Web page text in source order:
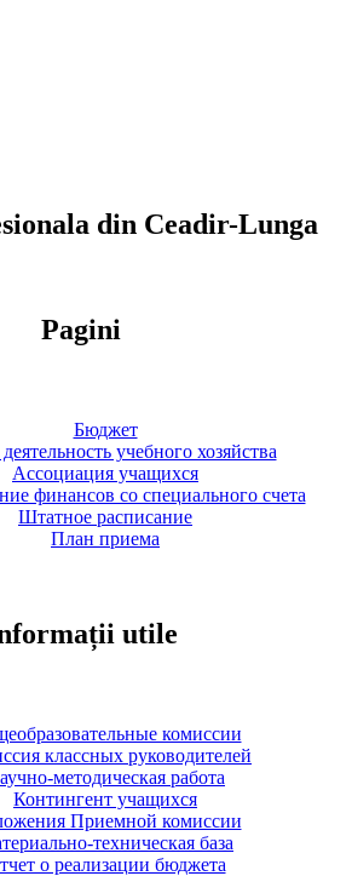
din Ceadir-Lunga
Pagini
Бюджет
учебного хозяйства
Ассоциация учащихся
финансов со специального счета
Штатное расписание
План приема
utile
комиссии
классных руководителей
методическая работа
Контингент учащихся
Приемной комиссии
техническая база
о реализации бюджета